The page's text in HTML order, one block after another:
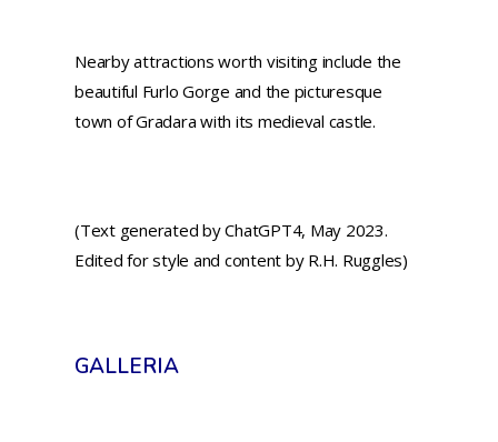
Nearby attractions worth visiting include the
beautiful Furlo Gorge and the picturesque
town of Gradara with its medieval castle.
(Text generated by ChatGPT4, May 2023.
Edited for style and content by R.H. Ruggles)
GALLERIA